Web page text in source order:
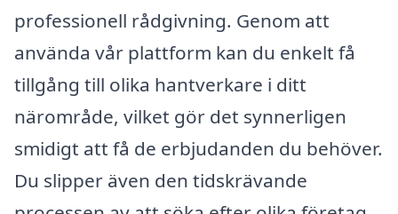
professionell rådgivning. Genom att
använda vår plattform kan du enkelt få
tillgång till olika hantverkare i ditt
närområde, vilket gör det synnerligen
smidigt att få de erbjudanden du behöver.
Du slipper även den tidskrävande